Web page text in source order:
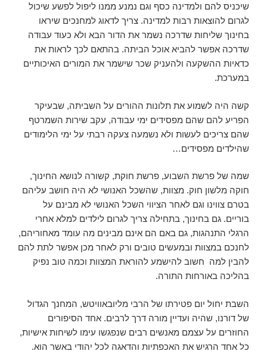
שיכניס להם ולמדינה כסף וגם נמנע ממנו ליפול לפשע שיכול
לגרום להוצאות רבות למדינה. צריך לדאוג למחנכים שיראו
בחינוך שליחות שדרכה נשמר את הדור הבא ולא כעוד עבודה
שדרכה אפשר להביא אוכל הביתה. בהתאם לכך לראות את
כדאיות ההשקעה ולהעניק שכר שישמר את המורים האיכותיים
במערכת.
קשה היה לשמוע את תלונות ההורים על השביתה, שבעיקר
הפריע להם שהם מפסידים ימי עבודה, עקב שירות השמרטף
שהם צריכים לעשות ולא נשמעה צעקה רבתי על ימי הלימודים
שהילדים מפסידים…
שמה של פרשת השבוע, פרשת חוקת, קשורה לנושא החינוך,
חוקה מלשון חוק. מצוות, שהשכל האנושי לא היה חושב עליהם
בטרם צווינו וגם לאחר הציווי השכל האנושי לא מבינם על
בוריים. גם בחינוך, בתחילה צריך לגרום לילדים למלא אחרי
הרגלי התנהגות, גם באם הם אינם מבינים מה עומד מאחוריהם,
לחנכם במצוות ובמעשים טובים ורק לאחר מכן אפשר לתת להם
להבין למה חשוב להישמע להוראת המצוות וכמה טוב נפיק
בהליכה באורחות התורה.
השבת יחול יום פטירתו של הרבי מליובאוויטש, המחנך הגדול
של דורנו, שהיה ועדיין מורה דרך לרבים. אחד הסיפורים
החוזרים על עצמם מאנשים רבים שנפגשו עימו לשיחות אישיות,
כל אחד הרגיש את האכפתיות והדאגה לכל יהודי באשר הוא.